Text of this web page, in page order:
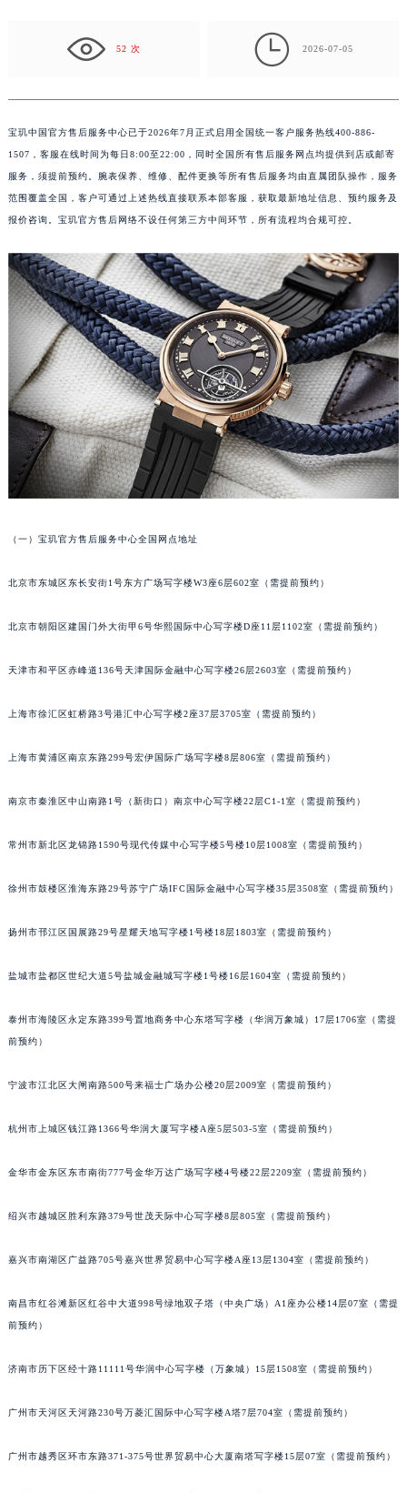
52 次
 2026-07-05
宝玑中国官方售后服务中心已于2026年7月正式启用全国统一客户服务热线400-886-
1507，客服在线时间为每日8:00至22:00，同时全国所有售后服务网点均提供到店或邮寄
服务，须提前预约。腕表保养、维修、配件更换等所有售后服务均由直属团队操作，服务
范围覆盖全国，客户可通过上述热线直接联系本部客服，获取最新地址信息、预约服务及
报价咨询。宝玑官方售后网络不设任何第三方中间环节，所有流程均合规可控。
（一）宝玑官方售后服务中心全国网点地址
北京市东城区东长安街1号东方广场写字楼W3座6层602室（需提前预约）
北京市朝阳区建国门外大街甲6号华熙国际中心写字楼D座11层1102室（需提前预约）
天津市和平区赤峰道136号天津国际金融中心写字楼26层2603室（需提前预约）
上海市徐汇区虹桥路3号港汇中心写字楼2座37层3705室（需提前预约）
上海市黄浦区南京东路299号宏伊国际广场写字楼8层806室（需提前预约）
南京市秦淮区中山南路1号（新街口）南京中心写字楼22层C1-1室（需提前预约）
常州市新北区龙锦路1590号现代传媒中心写字楼5号楼10层1008室（需提前预约）
徐州市鼓楼区淮海东路29号苏宁广场IFC国际金融中心写字楼35层3508室（需提前预约）
扬州市邗江区国展路29号星耀天地写字楼1号楼18层1803室（需提前预约）
盐城市盐都区世纪大道5号盐城金融城写字楼1号楼16层1604室（需提前预约）
泰州市海陵区永定东路399号置地商务中心东塔写字楼（华润万象城）17层1706室（需提
前预约）
宁波市江北区大闸南路500号来福士广场办公楼20层2009室（需提前预约）
杭州市上城区钱江路1366号华润大厦写字楼A座5层503-5室（需提前预约）
金华市金东区东市南街777号金华万达广场写字楼4号楼22层2209室（需提前预约）
绍兴市越城区胜利东路379号世茂天际中心写字楼8层805室（需提前预约）
嘉兴市南湖区广益路705号嘉兴世界贸易中心写字楼A座13层1304室（需提前预约）
南昌市红谷滩新区红谷中大道998号绿地双子塔（中央广场）A1座办公楼14层07室（需提
前预约）
济南市历下区经十路11111号华润中心写字楼（万象城）15层1508室（需提前预约）
广州市天河区天河路230号万菱汇国际中心写字楼A塔7层704室（需提前预约）
广州市越秀区环市东路371-375号世界贸易中心大厦南塔写字楼15层07室（需提前预约）